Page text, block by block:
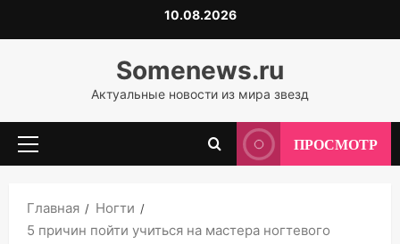
к
10.08.2026
Somenews.ru
Актуальные новости из мира звезд
Основное
ПРОСМОТР
Главная
Ногти
5 причин пойти учиться на мастера ногтевого